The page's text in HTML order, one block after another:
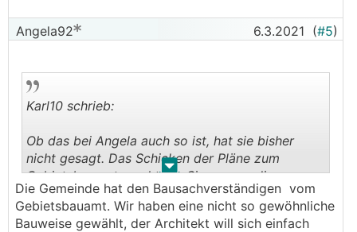
Angela92 6.3.2021 (#5)
. .
Karl10 schrieb:
Ob das bei Angela auch so ist, hat sie bisher
nicht gesagt. Das Schicken der Pläne zum
Gebietsbauamt macht nur Sinn, wenn die
Gemeinde den Bausachverständigen auch vom
Gebietsbauamt hat.
Die Gemeinde hat den Bausachverständigen vom
Gebietsbauamt. Wir haben eine nicht so gewöhnliche
Bauweise gewählt, der Architekt will sich einfach